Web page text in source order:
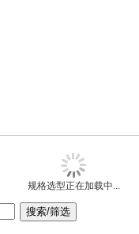
规格选型正在加载中...